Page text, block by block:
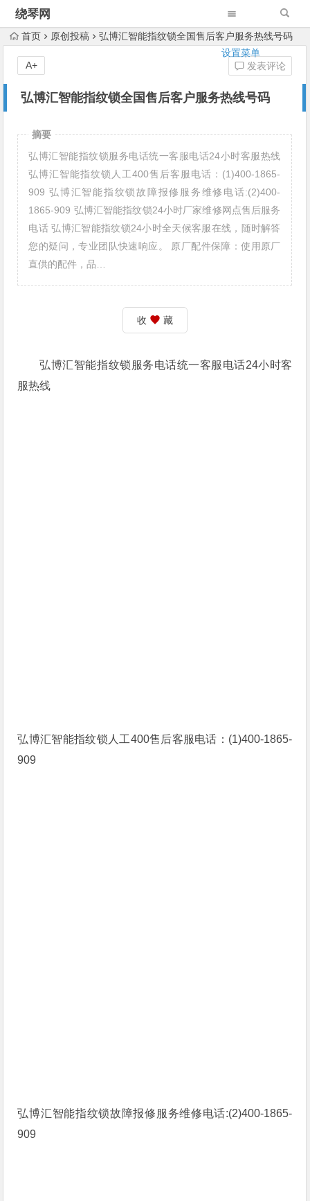
绕琴网
设置菜单
首页 原创投稿 弘博汇智能指纹锁全国售后客户服务热线号码
弘博汇智能指纹锁全国售后客户服务热线号码
发表评论
A+
摘要
弘博汇智能指纹锁服务电话统一客服电话24小时客服热线
弘博汇智能指纹锁人工400售后客服电话：(1)400-1865-
909 弘博汇智能指纹锁故障报修服务维修电话:(2)400-
1865-909 弘博汇智能指纹锁24小时厂家维修网点售后服务
电话 弘博汇智能指纹锁24小时全天候客服在线，随时解答
您的疑问，专业团队快速响应。 原厂配件保障：使用原厂
直供的配件，品…
收 藏
弘博汇智能指纹锁服务电话统一客服电话24小时客
服热线
弘博汇智能指纹锁人工400售后客服电话：(1)400-1865-
909
弘博汇智能指纹锁故障报修服务维修电话:(2)400-1865-
909